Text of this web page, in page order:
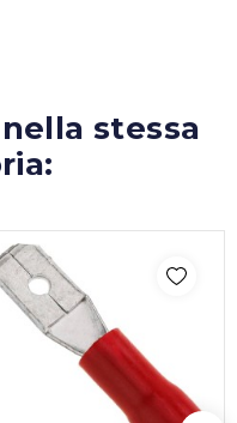
stessa